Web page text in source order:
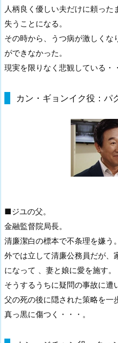
人柄良く優しい夫だけに頼った
失うことになる。
その時から、うつ病が激しくな
ができなかった。
現実を限りなく悲観している・
カン・ギョンイク役：パ
■ジユの父。
金融監督院局長。
清廉潔白の標本で不条理を嫌う。
外では立して清廉公務員だが、
になって 、妻と娘に愛を施す。
そうするうちに疑問の事故に遭
父の死の後に隠された策略を一
真っ黒に傷つく・・・。